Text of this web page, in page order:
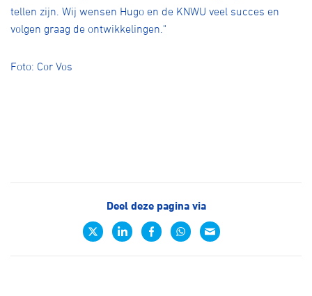
tellen zijn. Wij wensen Hugo en de KNWU veel succes en
volgen graag de ontwikkelingen."
Foto: Cor Vos
Deel deze pagina via